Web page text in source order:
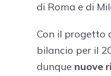
di Roma e di
Con il progetto
bilancio per il
dunque nuove